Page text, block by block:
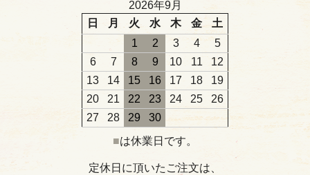
2026年9月
日
月 火 水 木 金
土
1
2 3 4
5
6
7 8 9 10 11
12
13
14 15 16 17 18
19
20
21 22 23 24 25
26
27
28 29
30
■は休業日です。
定休日に頂いたご注文は、